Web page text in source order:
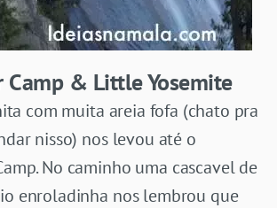
Camp & Little Yosemite
com muita areia fofa (chato pra
nisso) nos levou até o
No caminho uma cascavel de
enroladinha nos lembrou que